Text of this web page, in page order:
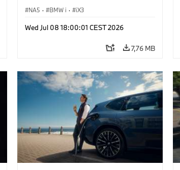
NA5 · BMW i · iX3
Wed Jul 08 18:00:01 CEST 2026
7,76 MB